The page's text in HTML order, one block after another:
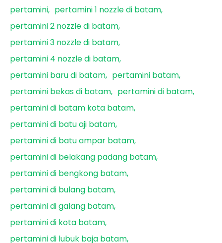
pertamini
pertamini 1 nozzle di batam
pertamini 2 nozzle di batam
pertamini 3 nozzle di batam
pertamini 4 nozzle di batam
pertamini baru di batam
pertamini batam
pertamini bekas di batam
pertamini di batam
pertamini di batam kota batam
pertamini di batu aji batam
pertamini di batu ampar batam
pertamini di belakang padang batam
pertamini di bengkong batam
pertamini di bulang batam
pertamini di galang batam
pertamini di kota batam
pertamini di lubuk baja batam